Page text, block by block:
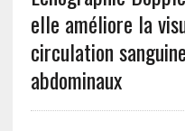
elle améliore la
circulation
abdominaux